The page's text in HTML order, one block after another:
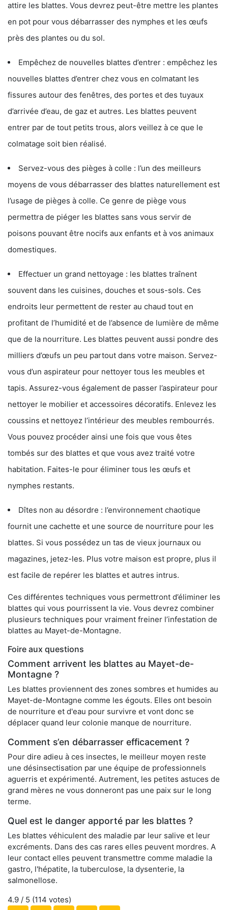
attire les blattes. Vous devrez peut-être mettre les plantes
en pot pour vous débarrasser des nymphes et les œufs
près des plantes ou du sol.
Empêchez de nouvelles blattes d’entrer : empêchez les
nouvelles blattes d’entrer chez vous en colmatant les
fissures autour des fenêtres, des portes et des tuyaux
d’arrivée d’eau, de gaz et autres. Les blattes peuvent
entrer par de tout petits trous, alors veillez à ce que le
colmatage soit bien réalisé.
Servez-vous des pièges à colle : l’un des meilleurs
moyens de vous débarrasser des blattes naturellement est
l’usage de pièges à colle. Ce genre de piège vous
permettra de piéger les blattes sans vous servir de
poisons pouvant être nocifs aux enfants et à vos animaux
domestiques.
Effectuer un grand nettoyage : les blattes traînent
souvent dans les cuisines, douches et sous-sols. Ces
endroits leur permettent de rester au chaud tout en
profitant de l’humidité et de l’absence de lumière de même
que de la nourriture. Les blattes peuvent aussi pondre des
milliers d’œufs un peu partout dans votre maison. Servez-
vous d’un aspirateur pour nettoyer tous les meubles et
tapis. Assurez-vous également de passer l’aspirateur pour
nettoyer le mobilier et accessoires décoratifs. Enlevez les
coussins et nettoyez l’intérieur des meubles rembourrés.
Vous pouvez procéder ainsi une fois que vous êtes
tombés sur des blattes et que vous avez traité votre
habitation. Faites-le pour éliminer tous les œufs et
nymphes restants.
Dîtes non au désordre : l’environnement chaotique
fournit une cachette et une source de nourriture pour les
blattes. Si vous possédez un tas de vieux journaux ou
magazines, jetez-les. Plus votre maison est propre, plus il
est facile de repérer les blattes et autres intrus.
Ces différentes techniques vous permettront d’éliminer les
blattes qui vous pourrissent la vie. Vous devrez combiner
plusieurs techniques pour vraiment freiner l’infestation de
blattes au Mayet-de-Montagne.
Foire aux questions
Comment arrivent les blattes au Mayet-de-
Montagne ?
Les blattes proviennent des zones sombres et humides au
Mayet-de-Montagne comme les égouts. Elles ont besoin
de nourriture et d'eau pour survivre et vont donc se
déplacer quand leur colonie manque de nourriture.
Comment s’en débarrasser efficacement ?
Pour dire adieu à ces insectes, le meilleur moyen reste
une désinsectisation par une équipe de professionnels
aguerris et expérimenté. Autrement, les petites astuces de
grand mères ne vous donneront pas une paix sur le long
terme.
Quel est le danger apporté par les blattes ?
Les blattes véhiculent des maladie par leur salive et leur
excréments. Dans des cas rares elles peuvent mordres. A
leur contact elles peuvent transmettre comme maladie la
gastro, l'hépatite, la tuberculose, la dysenterie, la
salmonellose.
4.9 / 5 (114 votes)